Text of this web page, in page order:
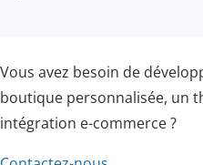
Vous avez besoin de
boutique personnalisée, un
intégration e-commerce ?